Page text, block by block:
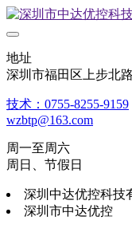
地址
深圳市福田区上步北
技术：0755-8255-9159
wzbtp@163.com
周一至周六
周日、节假日
深圳中达优控科技
深圳市中达优控